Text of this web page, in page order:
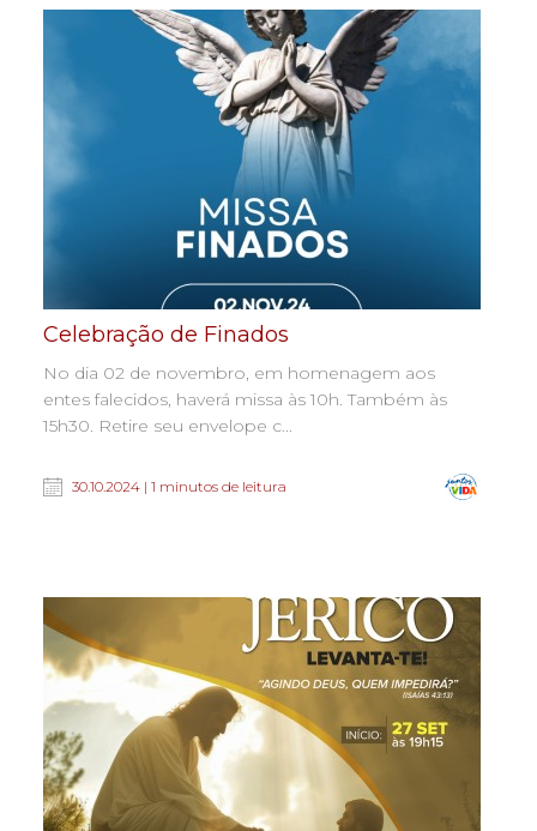
Celebração de Finados
No dia 02 de novembro, em homenagem aos
entes falecidos, haverá missa às 10h. Também às
15h30. Retire seu envelope c...
30.10.2024 | 1 minutos de leitura